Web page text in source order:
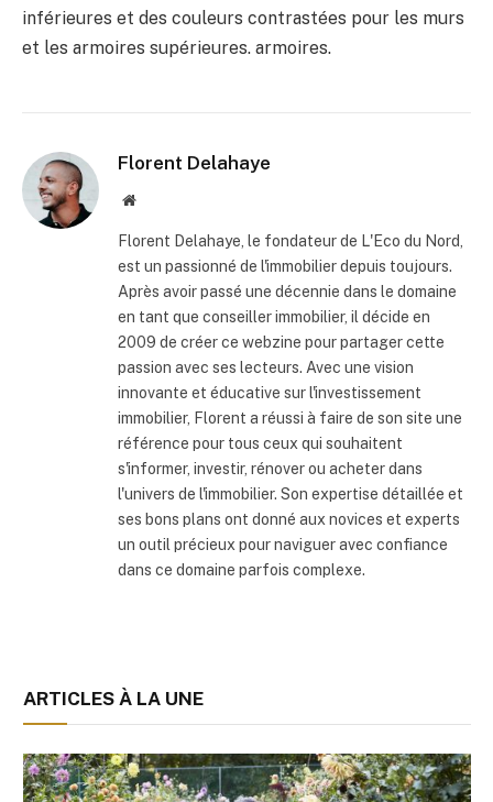
inférieures et des couleurs contrastées pour les murs
et les armoires supérieures. armoires.
Florent Delahaye
Site
Florent Delahaye, le fondateur de L'Eco du Nord,
est un passionné de l'immobilier depuis toujours.
Après avoir passé une décennie dans le domaine
en tant que conseiller immobilier, il décide en
2009 de créer ce webzine pour partager cette
passion avec ses lecteurs. Avec une vision
innovante et éducative sur l'investissement
immobilier, Florent a réussi à faire de son site une
référence pour tous ceux qui souhaitent
s'informer, investir, rénover ou acheter dans
l'univers de l'immobilier. Son expertise détaillée et
ses bons plans ont donné aux novices et experts
un outil précieux pour naviguer avec confiance
dans ce domaine parfois complexe.
ARTICLES À LA UNE